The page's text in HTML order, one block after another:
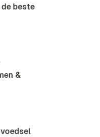
beste
&